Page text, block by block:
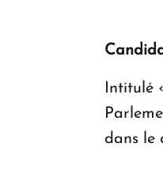
Intitulé
dans le